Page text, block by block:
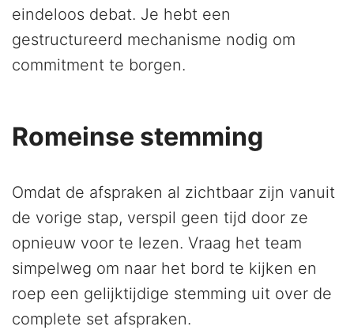
eindeloos debat. Je hebt een
gestructureerd mechanisme nodig om
commitment te borgen.
Romeinse stemming
Omdat de afspraken al zichtbaar zijn vanuit
de vorige stap, verspil geen tijd door ze
opnieuw voor te lezen. Vraag het team
simpelweg om naar het bord te kijken en
roep een gelijktijdige stemming uit over de
complete set afspraken.